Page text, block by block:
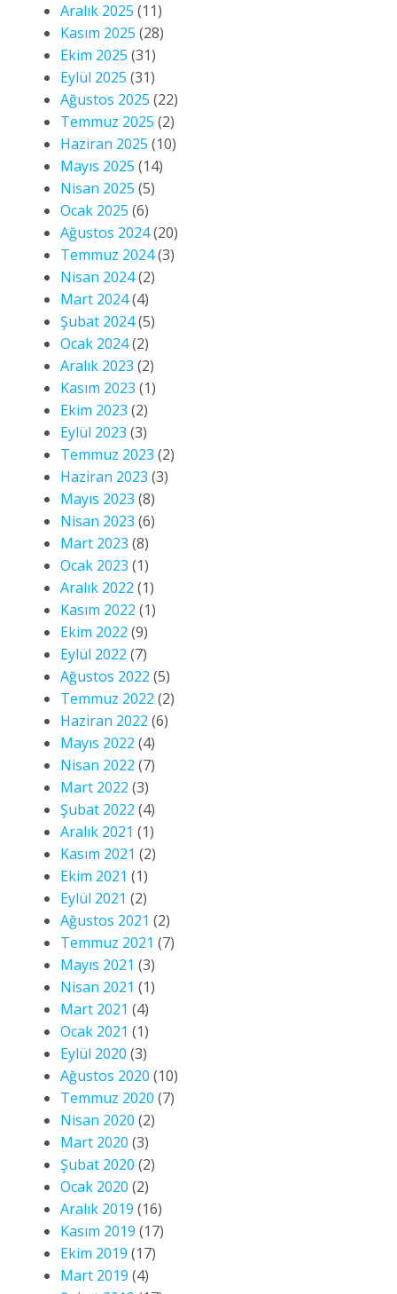
Aralık 2025 (11)
Kasım 2025 (28)
Ekim 2025 (31)
Eylül 2025 (31)
Ağustos 2025 (22)
Temmuz 2025 (2)
Haziran 2025 (10)
Mayıs 2025 (14)
Nisan 2025 (5)
Ocak 2025 (6)
Ağustos 2024(20)
Temmuz 2024(3)
Nisan 2024(2)
Mart 2024(4)
Şubat 2024(5)
Ocak 2024(2)
Aralık 2023 (2)
Kasım 2023 (1)
Ekim 2023 (2)
Eylül 2023 (3)
Temmuz 2023 (2)
Haziran 2023 (3)
Mayıs 2023 (8)
Nisan 2023 (6)
Mart 2023 (8)
Ocak 2023 (1)
Aralık 2022 (1)
Kasım 2022 (1)
Ekim 2022 (9)
Eylül 2022 (7)
Ağustos 2022 (5)
Temmuz 2022 (2)
Haziran 2022 (6)
Mayıs 2022 (4)
Nisan 2022 (7)
Mart 2022 (3)
Şubat 2022 (4)
Aralık 2021 (1)
Kasım 2021 (2)
Ekim 2021 (1)
Eylül 2021 (2)
Ağustos 2021 (2)
Temmuz 2021 (7)
Mayıs 2021 (3)
Nisan 2021 (1)
Mart 2021 (4)
Ocak 2021 (1)
Eylül 2020 (3)
Ağustos 2020 (10)
Temmuz 2020 (7)
Nisan 2020 (2)
Mart 2020 (3)
Şubat 2020 (2)
Ocak 2020 (2)
Aralık 2019 (16)
Kasım 2019 (17)
Ekim 2019 (17)
Mart 2019 (4)